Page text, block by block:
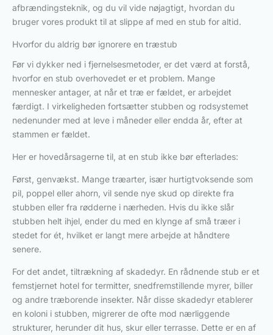
afbrændingsteknik, og du vil vide nøjagtigt, hvordan du
bruger vores produkt til at slippe af med en stub for altid.
Hvorfor du aldrig bør ignorere en træstub
Før vi dykker ned i fjernelsesmetoder, er det værd at forstå,
hvorfor en stub overhovedet er et problem. Mange
mennesker antager, at når et træ er fældet, er arbejdet
færdigt. I virkeligheden fortsætter stubben og rodsystemet
nedenunder med at leve i måneder eller endda år, efter at
stammen er fældet.
Her er hovedårsagerne til, at en stub ikke bør efterlades:
Først, genvækst. Mange træarter, især hurtigtvoksende som
pil, poppel eller ahorn, vil sende nye skud op direkte fra
stubben eller fra rødderne i nærheden. Hvis du ikke slår
stubben helt ihjel, ender du med en klynge af små træer i
stedet for ét, hvilket er langt mere arbejde at håndtere
senere.
For det andet, tiltrækning af skadedyr. En rådnende stub er et
femstjernet hotel for termitter, snedfremstillende myrer, biller
og andre træborende insekter. Når disse skadedyr etablerer
en koloni i stubben, migrerer de ofte mod nærliggende
strukturer, herunder dit hus, skur eller terrasse. Dette er en af